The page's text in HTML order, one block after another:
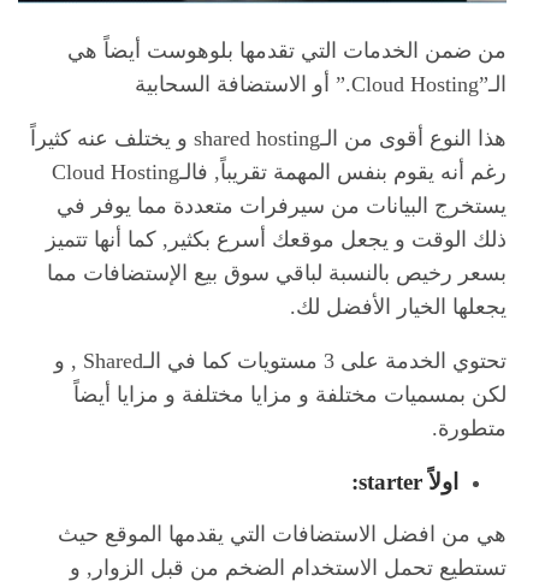
من ضمن الخدمات التي تقدمها بلوهوست أيضاً هي
الـ”Cloud Hosting.” أو الاستضافة السحابية
هذا النوع أقوى من الـshared hosting و يختلف عنه كثيراً
رغم أنه يقوم بنفس المهمة تقريباً, فالـCloud Hosting
يستخرج البيانات من سيرفرات متعددة مما يوفر في
ذلك الوقت و يجعل موقعك أسرع بكثير, كما أنها تتميز
بسعر رخيص بالنسبة لباقي سوق بيع الإستضافات مما
يجعلها الخيار الأفضل لك.
تحتوي الخدمة على 3 مستويات كما في الـShared , و
لكن بمسميات مختلفة و مزايا مختلفة و مزايا أيضاً
متطورة.
اولاًstarter:
هي من افضل الاستضافات التي يقدمها الموقع حيث
تستطيع تحمل الاستخدام الضخم من قبل الزوار, و